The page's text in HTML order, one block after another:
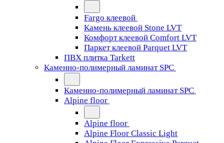
Fargo клеевой
Камень клеевой Stone LVT
Комфорт клеевой Comfort LVT
Паркет клеевой Parquet LVT
ПВХ плитка Tarkett
Каменно-полимерный ламинат SPC
Каменно-полимерный ламинат SPC
Alpine floor
Alpine floor
Alpine Floor Classic Light